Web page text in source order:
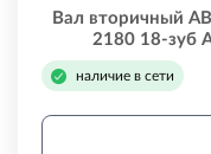
Вал вторичный
2180 18-зуб
наличие в сети